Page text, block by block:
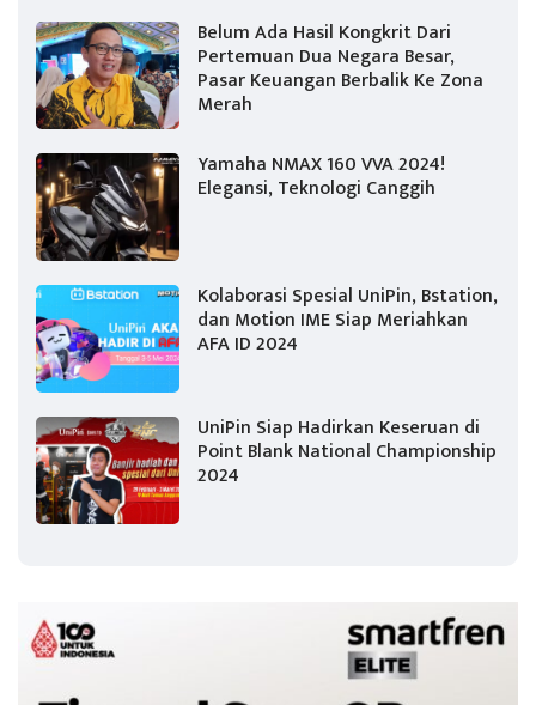
Belum Ada Hasil Kongkrit Dari
Pertemuan Dua Negara Besar,
Pasar Keuangan Berbalik Ke Zona
Merah
Yamaha NMAX 160 VVA 2024!
Elegansi, Teknologi Canggih
Kolaborasi Spesial UniPin, Bstation,
dan Motion IME Siap Meriahkan
AFA ID 2024
UniPin Siap Hadirkan Keseruan di
Point Blank National Championship
2024